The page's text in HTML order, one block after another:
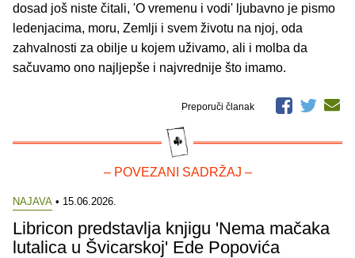
dosad još niste čitali, 'O vremenu i vodi' ljubavno je pismo
ledenjacima, moru, Zemlji i svem životu na njoj, oda
zahvalnosti za obilje u kojem uživamo, ali i molba da
sačuvamo ono najljepše i najvrednije što imamo.
Preporuči članak
– POVEZANI SADRŽAJ –
NAJAVA • 15.06.2026.
Libricon predstavlja knjigu 'Nema mačaka
lutalica u Švicarskoj' Ede Popovića